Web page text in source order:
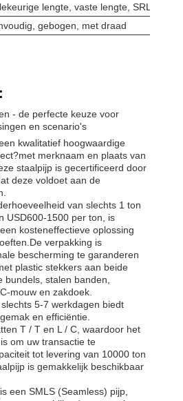
lengte, vaste lengte, SRL, DRL
gebogen, met draad
- de perfecte keuze voor
en scenario's
kwalitatief hoogwaardige
merknaam en plaats van
staalpijp is gecertificeerd door
deze voldoet aan de
van slechts 1 ton
USD600-1500 per ton, is
kosteneffectieve oplossing
verpakking is
bescherming te garanderen
plastic stekkers aan beide
bundels, stalen banden,
mouw en zakdoek.
5-7 werkdagen biedt
en efficiëntie.
T / T en L / C, waardoor het
om uw transactie te
tot levering van 10000 ton
is gemakkelijk beschikbaar
een SMLS (Seamless) pijp,